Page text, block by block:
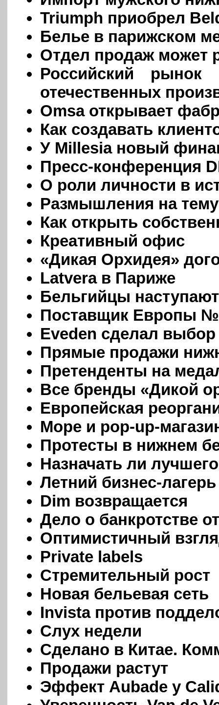
Triumph приобрел
Белье в парижском
Отдел продаж может
Российский
отечественных
Omsa открывает
Как создавать
У Millesia новый
Пресс-конференция
О роли личности в
Размышления на тему
Как открыть
Креативный офис
«Дикая Орхидея»
Latvera в Париже
Бельгийцы наступают
Поставщик Европы
Eveden сделал выбор
Прямые продажи
Претенденты на
Все бренды «Дикой
Европейская
Море и pop-up-
Протесты в нижнем
Назначать ли
Летний бизнес-
Dim возвращается
Дело о банкротстве
Оптимистичный
Private labels
Стремительный рост
Новая бельевая сеть
Invista против
Слух недели
Сделано в Китае.
Продажи растут
Эффект Aubade у